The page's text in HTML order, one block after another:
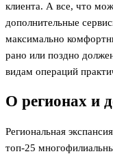
клиента. А все, что
дополнительные
максимально
рано или поздно
видам операций
О регионах и
Региональная
топ-25